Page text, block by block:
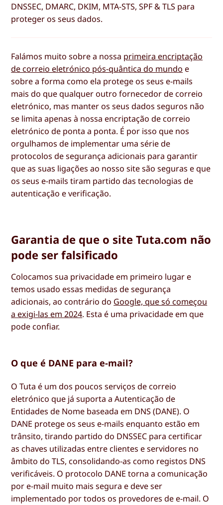
DNSSEC, DMARC, DKIM, MTA-STS, SPF & TLS para
proteger os seus dados.
Falámos muito sobre a nossa primeira encriptação
de correio eletrónico pós-quântica do mundo e
sobre a forma como ela protege os seus e-mails
mais do que qualquer outro fornecedor de correio
eletrónico, mas manter os seus dados seguros não
se limita apenas à nossa encriptação de correio
eletrónico de ponta a ponta. É por isso que nos
orgulhamos de implementar uma série de
protocolos de segurança adicionais para garantir
que as suas ligações ao nosso site são seguras e que
os seus e-mails tiram partido das tecnologias de
autenticação e verificação.
Garantia de que o site Tuta.com não
pode ser falsificado
Colocamos sua privacidade em primeiro lugar e
temos usado essas medidas de segurança
adicionais, ao contrário do Google, que só começou
a exigi-las em 2024. Esta é uma privacidade em que
pode confiar.
O que é DANE para e-mail?
O Tuta é um dos poucos serviços de correio
eletrónico que já suporta a Autenticação de
Entidades de Nome baseada em DNS (DANE). O
DANE protege os seus e-mails enquanto estão em
trânsito, tirando partido do DNSSEC para certificar
as chaves utilizadas entre clientes e servidores no
âmbito do TLS, consolidando-as como registos DNS
verificáveis. O protocolo DANE torna a comunicação
por e-mail muito mais segura e deve ser
implementado por todos os provedores de e-mail. O